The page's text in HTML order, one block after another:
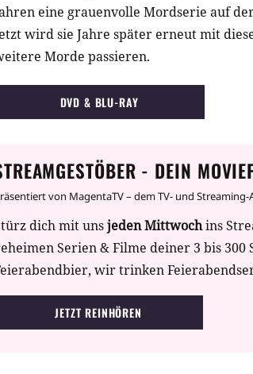
eine grauenvolle Mordserie auf
wird sie Jahre später erneut mit
Morde passieren.
DVD & BLU-RAY
- DEIN
von MagentaTV – dem TV- und
dich mit unsjeden Mittwochins
Serien & Filme deiner 3 bis
wir trinken
JETZT REINHÖREN